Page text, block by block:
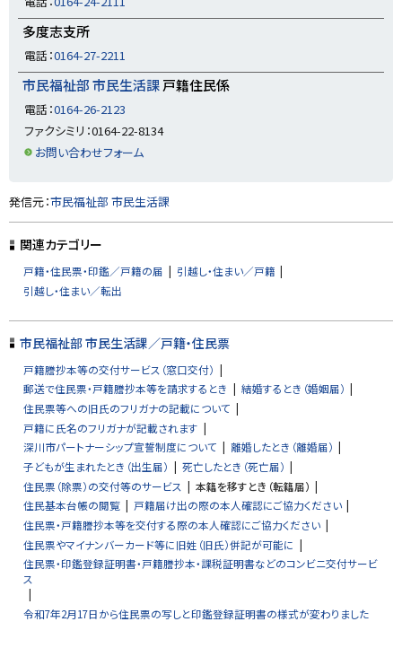
戻
多度志支所
電話：0164-27-2211
市民福祉部 市民生活課戸籍住民係
電話：0164-26-2123
ファクシミリ：0164-22-8134
お問い合わせフォーム
ト
ッ
プ
発信元：市民福祉部 市民生活課
関連カテゴリー
戸籍・住民票・印鑑／戸籍の届
引越し・住まい／戸籍
引越し・住まい／転出
市民福祉部 市民生活課／戸籍・住民票
戸籍謄抄本等の交付サービス（窓口交付）
郵送で住民票・戸籍謄抄本等を請求するとき
結婚するとき（婚姻届）
住民票等への旧氏のフリガナの記載について
戸籍に氏名のフリガナが記載されます
深川市パートナーシップ宣誓制度について
離婚したとき（離婚届）
子どもが生まれたとき（出生届）
死亡したとき（死亡届）
住民票（除票）の交付等のサービス
本籍を移すとき（転籍届）
住民基本台帳の閲覧
戸籍届け出の際の本人確認にご協力ください
住民票・戸籍謄抄本等を交付する際の本人確認にご協力ください
住民票やマイナンバーカード等に旧姓（旧氏）併記が可能に
住民票・印鑑登録証明書・戸籍謄抄本・課税証明書などのコンビニ交付サービ
ス
令和7年2月17日から住民票の写しと印鑑登録証明書の様式が変わりました